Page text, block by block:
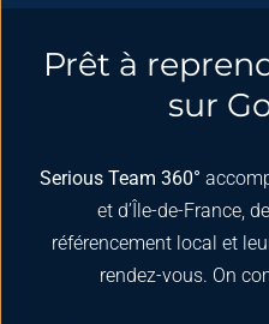
Prêt à
sur
Serious Team 360°
et d’Île-de-France,
référencement local et
rendez-vous. On